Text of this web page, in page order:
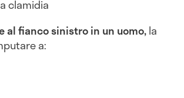
clamidia
al fianco sinistro in un uomo,la
a: